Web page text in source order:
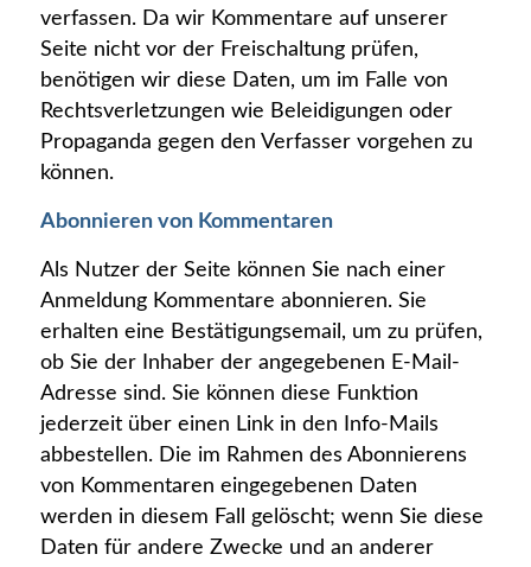
verfassen. Da wir Kommentare auf unserer
Seite nicht vor der Freischaltung prüfen,
benötigen wir diese Daten, um im Falle von
Rechtsverletzungen wie Beleidigungen oder
Propaganda gegen den Verfasser vorgehen zu
können.
Abonnieren von Kommentaren
Als Nutzer der Seite können Sie nach einer
Anmeldung Kommentare abonnieren. Sie
erhalten eine Bestätigungsemail, um zu prüfen,
ob Sie der Inhaber der angegebenen E-Mail-
Adresse sind. Sie können diese Funktion
jederzeit über einen Link in den Info-Mails
abbestellen. Die im Rahmen des Abonnierens
von Kommentaren eingegebenen Daten
werden in diesem Fall gelöscht; wenn Sie diese
Daten für andere Zwecke und an anderer